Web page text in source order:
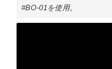
#BO-01を使用。